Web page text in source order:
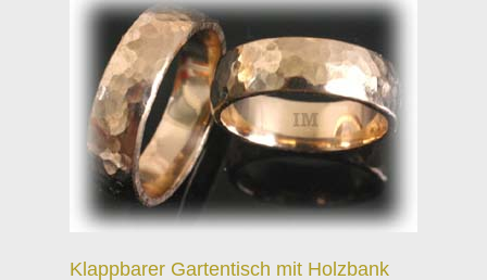
Klappbarer Gartentisch mit Holzbank